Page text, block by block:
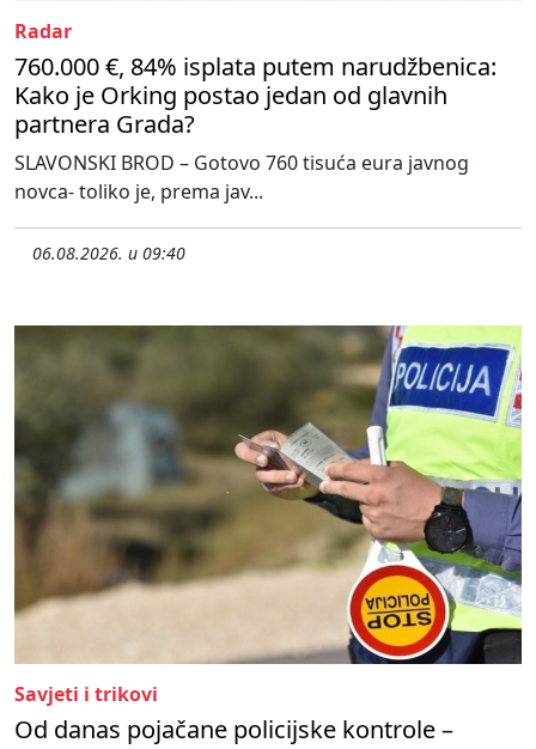
Radar
760.000 €, 84% isplata putem narudžbenica:
Kako je Orking postao jedan od glavnih
partnera Grada?
SLAVONSKI BROD – Gotovo 760 tisuća eura javnog
novca- toliko je, prema jav...
06.08.2026. u 09:40
Savjeti i trikovi
Od danas pojačane policijske kontrole –